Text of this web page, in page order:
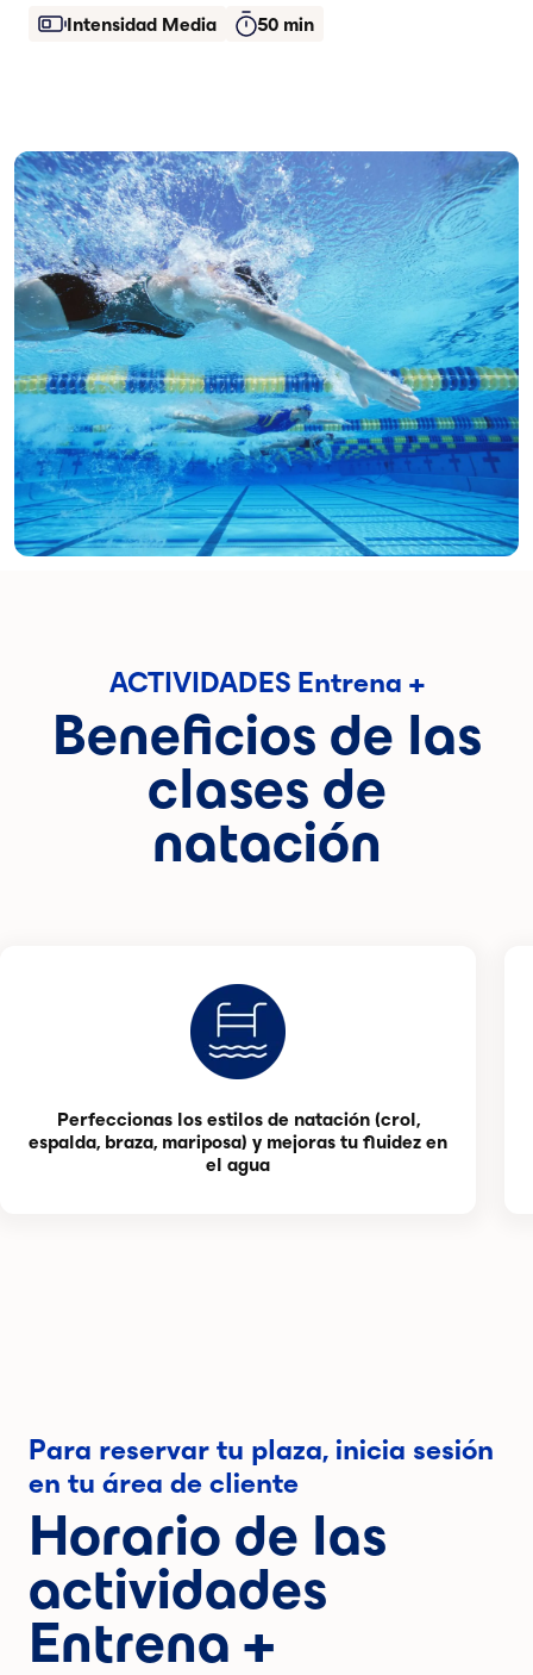
Intensidad Media 50 min
ACTIVIDADES Entrena +
Beneficios de las
clases de
natación
Perfeccionas los estilos de natación (crol,
espalda, braza, mariposa) y mejoras tu fluidez en
el agua
Para reservar tu plaza, inicia sesión
en tu área de cliente
Horario de las
actividades
Entrena +